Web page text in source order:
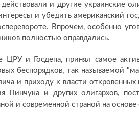
и другие украинские
и убедить американский
Впрочем, особенно
полностью оправдались.
ЦРУ и Госдепа, принял самое
беспорядков, так называемой
и приходу к власти
Пинчука и других олигархов,
и современной страной на